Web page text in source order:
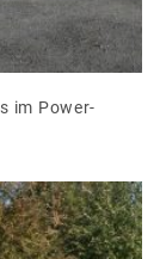
im Power-